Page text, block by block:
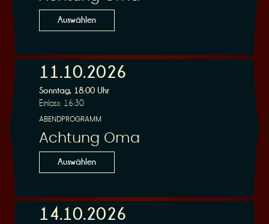
n
g
Auswählen
11.10.2026
Sonntag, 18:00 Uhr
Einlass: 16:30
ABENDPROGRAMM
Achtung Oma
Auswählen
14.10.2026